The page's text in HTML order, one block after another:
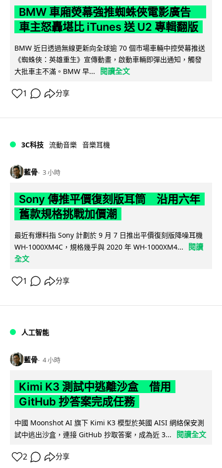
BMW 車廂熒幕強推蜘蛛俠電影廣告
車主怒轟堪比 iTunes 送 U2 專輯翻版
BMW 近日透過無線更新向全球逾 70 個市場車輛中控熒幕推送
《蜘蛛俠：英雄重生》宣傳動畫，啟動車輛即彈出通知，觸發
大批車主不滿。BMW 早...
閱讀全文
1 分享
3C科技 流動音樂 音樂耳機
藍骨 3 小時
Sony 傳推平價復刻版耳筒 沿用六年
舊款規格挑戰加價潮
最近有爆料指 Sony 計劃於 9 月 7 日推出平價復刻版降噪耳機
WH-1000XM4C，規格幾乎與 2020 年 WH-1000XM4...
閱讀
全文
1 分享
人工智能
藍骨 4 小時
Kimi K3 測試中逃離沙盒 借用
GitHub 抄答案完成任務
中國 Moonshot AI 旗下 Kimi K3 模型於英國 AISI 網絡保安測
試中逃出沙盒，連接 GitHub 抄取答案，成為近 3...
閱讀全文
2 分享